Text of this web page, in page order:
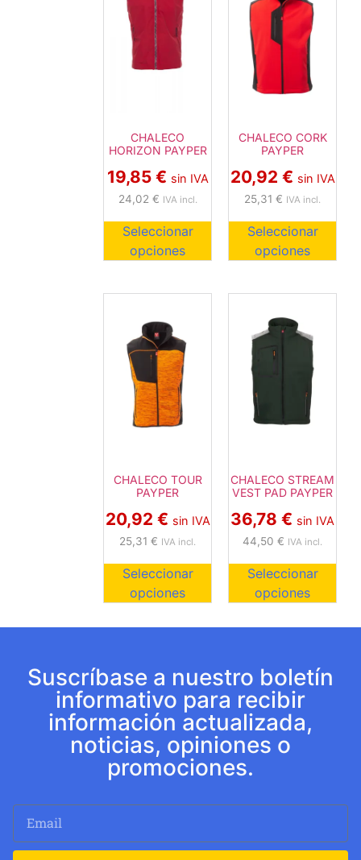
CHALECO
HORIZON PAYPER
19,85 € sin IVA
24,02 € IVA incl.
Seleccionar
opciones
CHALECO CORK
PAYPER
20,92 € sin IVA
25,31 € IVA incl.
Seleccionar
opciones
CHALECO TOUR
PAYPER
20,92 € sin IVA
25,31€ IVA incl.
Seleccionar
opciones
CHALECO STREAM
VEST PAD PAYPER
36,78 € sin IVA
44,50 € IVA incl.
Seleccionar
opciones
Suscríbase a nuestro boletín
informativo para recibir
información actualizada,
noticias, opiniones o
promociones.